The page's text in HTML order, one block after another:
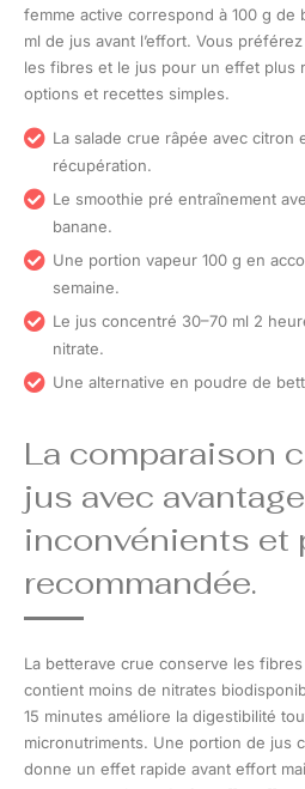
femme active correspond à 100 g de
ml de jus avant l’effort. Vous
les fibres et le jus pour un effet plus
options et recettes simples.
La salade crue râpée avec citron
récupération.
Le smoothie pré entraînement
banane.
Une portion vapeur 100 g en
semaine.
Le jus concentré 30–70 ml 2
nitrate.
Une alternative en poudre de
La comparaison
jus avec
inconvénients et
recommandée.
La betterave crue conserve les
contient moins de nitrates
15 minutes améliore la digestibilité
micronutriments. Une portion de jus
donne un effet rapide avant effort